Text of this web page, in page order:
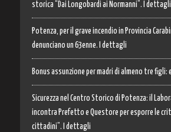
storica “Dai Longobardi ai Normanni”. I dettagli
Potenza, per il grave incendio in Provincia
denunciano un 63enne. I dettagli
Bonus assunzione per madri di almeno tre figli:
Sicurezza nel Centro Storico di Potenza: il
incontra Prefetto e Questore per esporre le
cittadini”. I dettagli